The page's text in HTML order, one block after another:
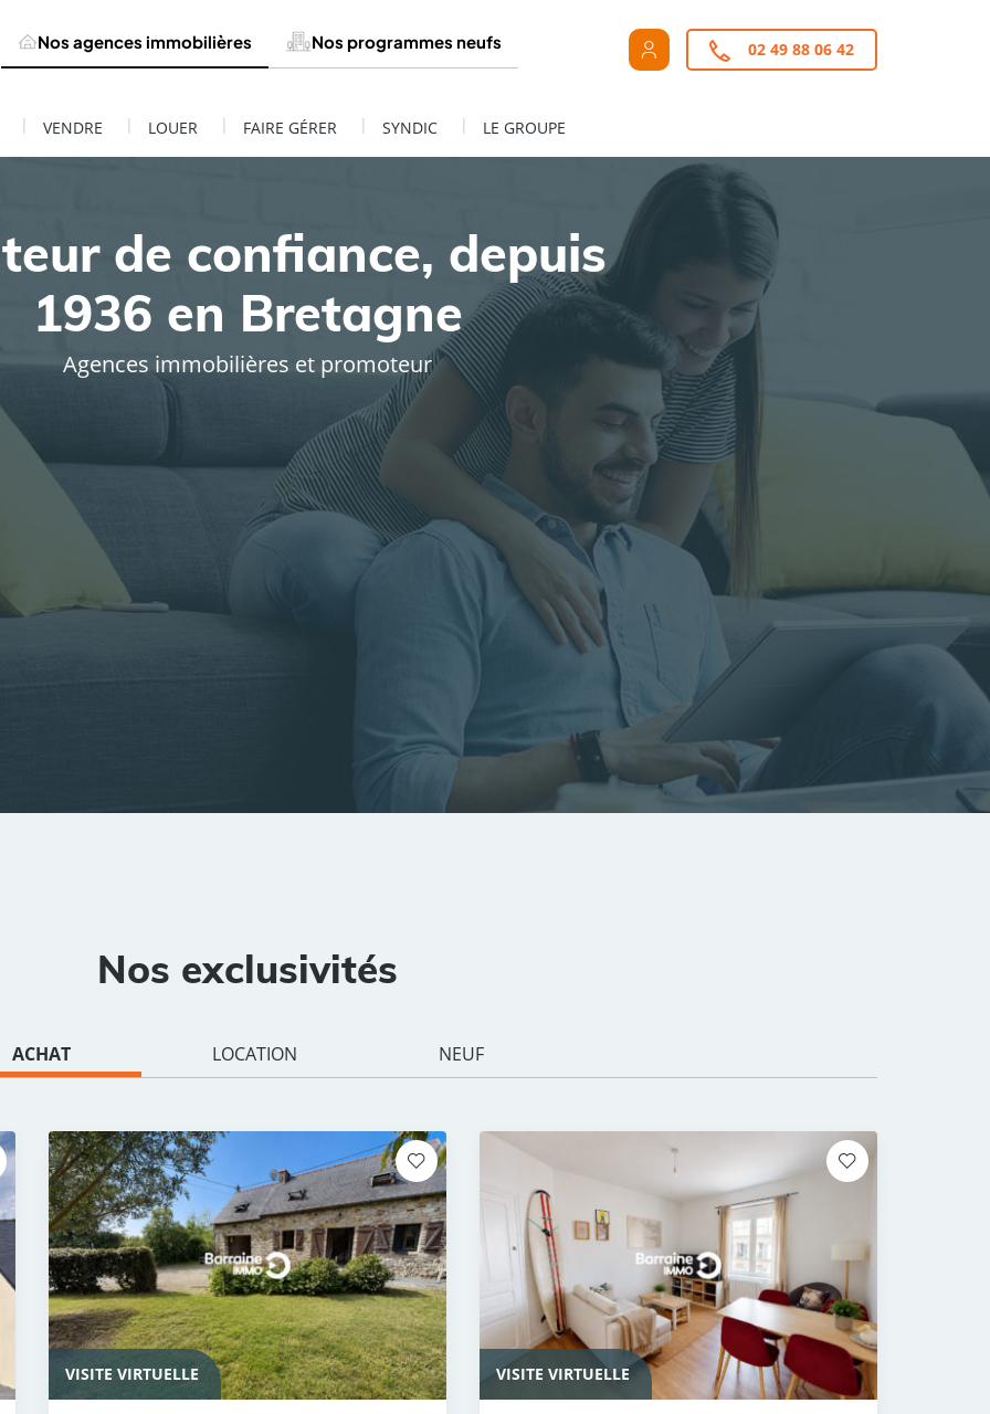
Nos agences immobilières Nos programmes neufs 02 49 88 06 42
| VENDRE | LOUER | FAIRE GÉRER | SYNDIC | LE GROUPE
de confiance, depuis
1936 en Bretagne
Agences immobilières et promoteur
ESTIMATION DE MON BIEN
Rayon Budget
Nos exclusivités
ACHAT LOCATION NEUF
VISITE VIRTUELLE VISITE VIRTUELLE